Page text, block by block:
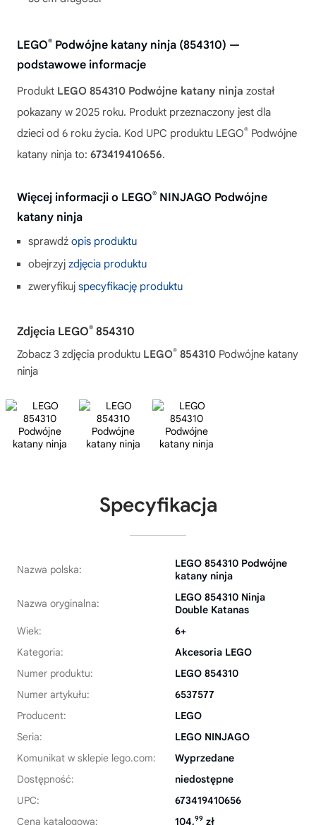
LEGO® Podwójne katany ninja (854310) —
podstawowe informacje
Produkt LEGO 854310 Podwójne katany ninja został
pokazany w 2025 roku. Produkt przeznaczony jest dla
dzieci od 6 roku życia. Kod UPC produktu LEGO® Podwójne
katany ninja to: 673419410656.
Więcej informacji o LEGO® NINJAGO Podwójne
katany ninja
sprawdź opis produktu
obejrzyj zdjęcia produktu
zweryfikuj specyfikację produktu
Zdjęcia LEGO® 854310
Zobacz 3 zdjęcia produktu LEGO® 854310 Podwójne katany
ninja
Specyfikacja
Nazwa polska:
LEGO 854310 Podwójne
katany ninja
Nazwa oryginalna:
LEGO 854310 Ninja
Double Katanas
Wiek:
6+
Kategoria:
Akcesoria LEGO
Numer produktu:
LEGO 854310
Numer artykułu:
6537577
Producent:
LEGO
Seria:
LEGO NINJAGO
Komunikat w sklepie lego.com:
Wyprzedane
Dostępność:
niedostępne
UPC:
673419410656
Cena katalogowa:
104,99 zł